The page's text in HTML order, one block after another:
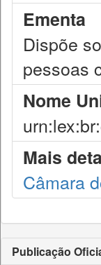
Ementa
Dispõe
pessoas
Nome
Mais
Câmara
Publicação